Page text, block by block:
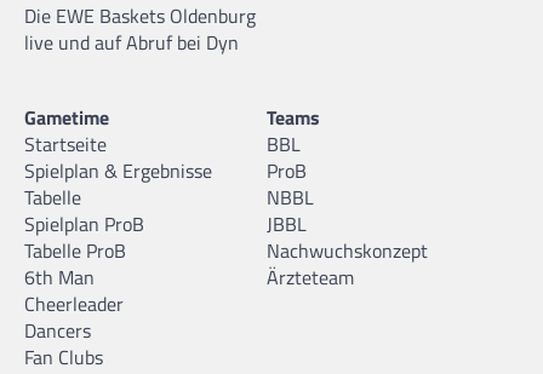
Die EWE Baskets Oldenburg
live und auf Abruf bei Dyn
Gametime
Startseite
Spielplan & Ergebnisse
Tabelle
Spielplan ProB
Tabelle ProB
6th Man
Cheerleader
Dancers
Fan Clubs
Teams
BBL
ProB
NBBL
JBBL
Nachwuchskonzept
Ärzteteam